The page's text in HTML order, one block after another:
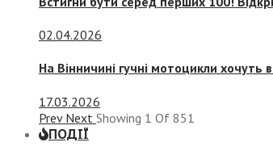
02.04.2026
На Вінничині гучні мотоцикли
17.03.2026
Prev Next Showing 1 Of 851
ПОДІЇ